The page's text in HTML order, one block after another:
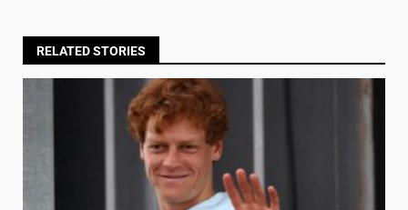
RELATED STORIES